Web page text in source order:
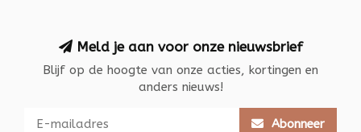
Meld je aan voor onze nieuwsbrief
Blijf op de hoogte van onze acties, kortingen en
anders nieuws!
Abonneer